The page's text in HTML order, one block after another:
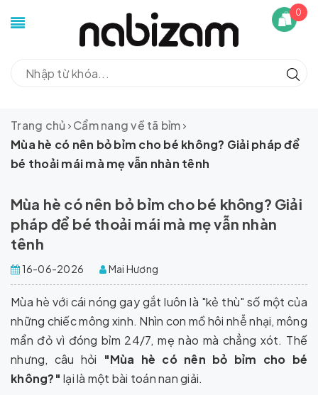
0
Trang chủ
Cẩm nang về tã bỉm
Mùa hè có nên bỏ bỉm cho bé không? Giải pháp để
bé thoải mái mà mẹ vẫn nhàn tênh
Mùa hè có nên bỏ bỉm cho bé không? Giải
pháp để bé thoải mái mà mẹ vẫn nhàn
tênh
16-06-2026 Mai Hương
Mùa hè với cái nóng gay gắt luôn là "kẻ thù" số một của
những chiếc mông xinh. Nhìn con mồ hôi nhễ nhại, mông
mẩn đỏ vì đóng bỉm 24/7, mẹ nào mà chẳng xót. Thế
nhưng, câu hỏi
"Mùa hè có nên bỏ bỉm cho bé
không?" lại là một bài toán nan giải.